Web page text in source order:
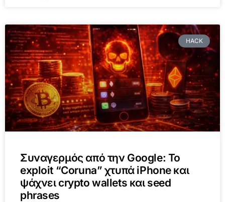
HACK
Συναγερμός από την Google: Το
exploit “Coruna” χτυπά iPhone και
ψάχνει crypto wallets και seed
phrases